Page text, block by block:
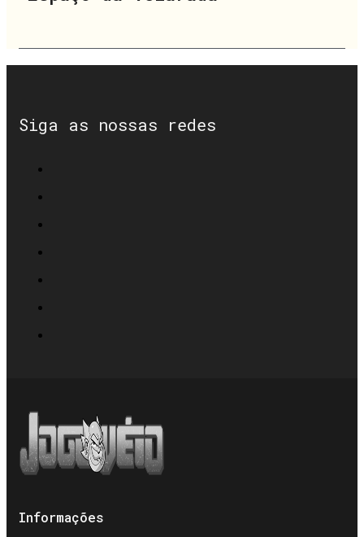
Siga as nossas redes
Informações